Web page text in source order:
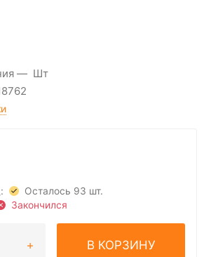
Шт
Осталось 93 шт.
Закончился
В КОРЗИНУ